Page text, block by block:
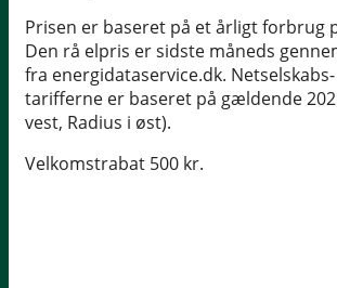
Prisen er baseret på et årligt forbrug
Den rå elpris er sidste måneds
fra energidataservice.dk.
tarifferne er baseret på gældende
vest, Radius i øst).
Velkomstrabat 500 kr.